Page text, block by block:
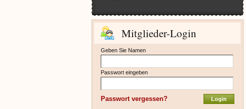
Mitglieder-Login
Geben Sie Namen
Passwort eingeben
Passwort vergessen?